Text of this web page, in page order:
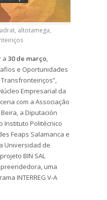
adrat, altotamega,
a 30 de março,
e Oportunidades
Empresarial da
com a Associação
a Diputación
Instituto Politécnico
Feaps Salamanca e
Universidad de
BIN SAL
uma
INTERREG V-A